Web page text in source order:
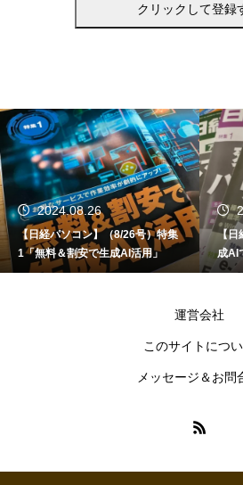
8/26号）特集
成AI活用」
2024.06.24
【日経パソコン】（6/24号
成AIで日常が劇的変化 最
I時代のアプリケーション
運営会社
このサイトにつ
メッセージ＆お問